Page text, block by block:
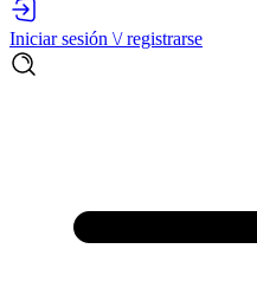
Iniciar sesión \/ registrarse